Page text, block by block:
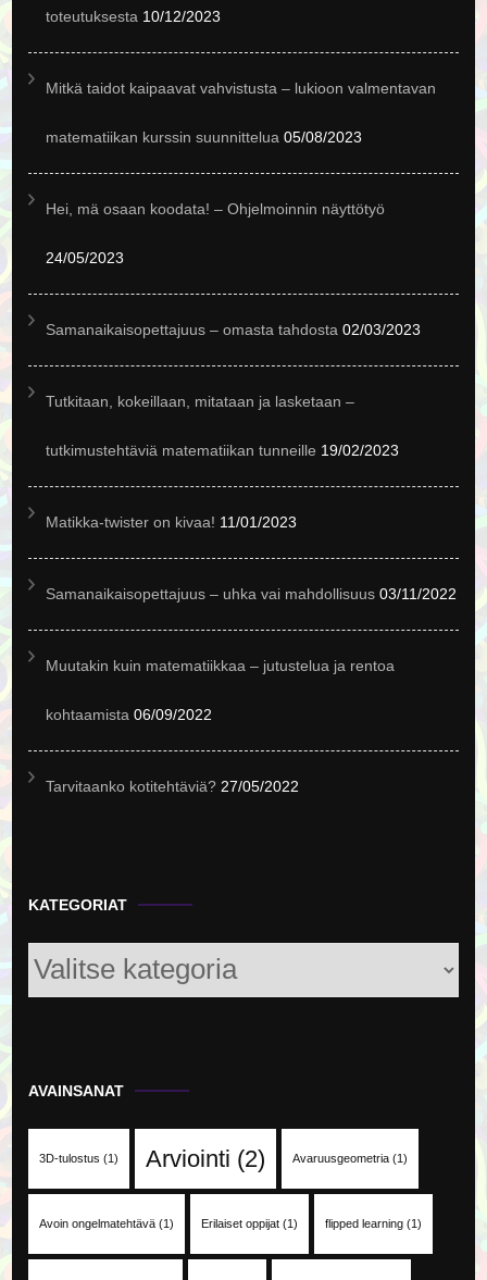
toteutuksesta 10/12/2023
Mitkä taidot kaipaavat vahvistusta – lukioon valmentavan
matematiikan kurssin suunnittelua 05/08/2023
Hei, mä osaan koodata! – Ohjelmoinnin näyttötyö
24/05/2023
Samanaikaisopettajuus – omasta tahdosta 02/03/2023
Tutkitaan, kokeillaan, mitataan ja lasketaan –
tutkimustehtäviä matematiikan tunneille 19/02/2023
Matikka-twister on kivaa! 11/01/2023
Samanaikaisopettajuus – uhka vai mahdollisuus 03/11/2022
Muutakin kuin matematiikkaa – jutustelua ja rentoa
kohtaamista 06/09/2022
Tarvitaanko kotitehtäviä? 27/05/2022
KATEGORIAT
Kategoriat
AVAINSANAT
3D-tulostus (1) Arviointi (2) Avaruusgeometria (1)
Avoin ongelmatehtävä (1) Erilaiset oppijat (1) flipped learning (1)